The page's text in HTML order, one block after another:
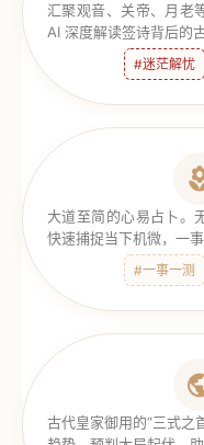
汇聚观音、关帝、月老
AI 深度解读签诗背后的
#迷茫解忧
大道至简的心易占卜。
快速捕捉当下机微，一
#一事一测
古代皇家御用的“三式之